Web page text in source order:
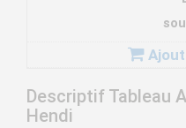
Descriptif Tableau
Hendi